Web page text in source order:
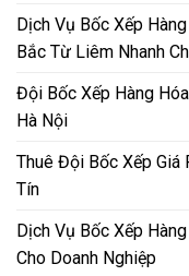
Dịch Vụ Bốc Xếp
Bắc Từ Liêm Nhanh
Đội Bốc Xếp Hàng
Hà Nội
Thuê Đội Bốc Xếp Giá
Tín
Dịch Vụ Bốc Xếp
Cho Doanh Nghiệp